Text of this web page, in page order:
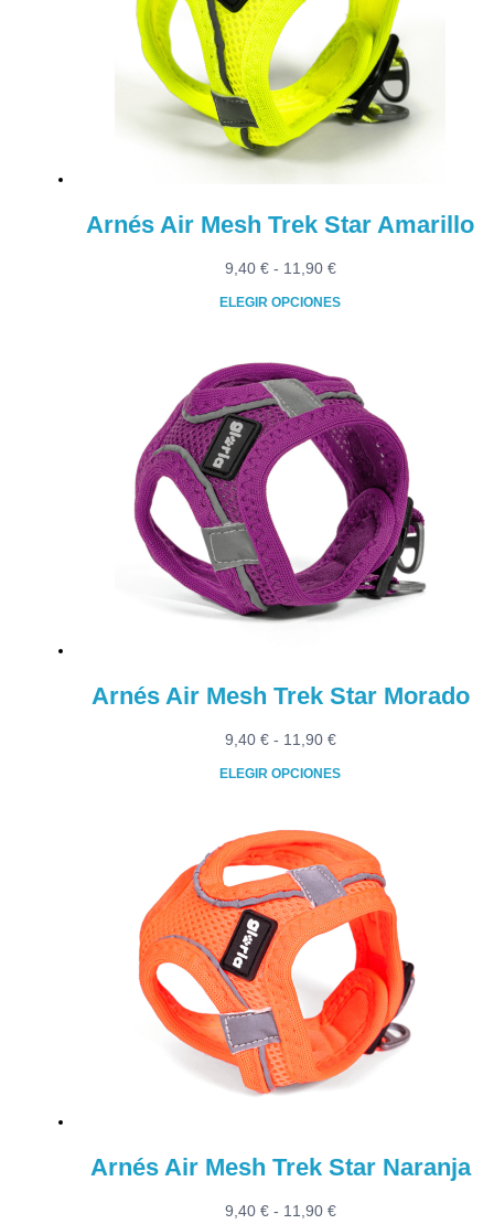
opciones
se
pueden
elegir
en
la
página
Arnés Air Mesh Trek Star Amarillo
9,40 € - 11,90 €Rango
hasta
11,90 €
ELEGIR OPCIONES
producto
tiene
múltiples
variantes.
Las
opciones
elegir
en
la
página
Arnés Air Mesh Trek Star Morado
9,40 € - 11,90 €Rango
9,40 €
hasta
11,90 €
ELEGIR OPCIONES
producto
tiene
múltiples
variantes.
Las
opciones
se
pueden
elegir
en
la
página
Arnés Air Mesh Trek Star Naranja
9,40 € - 11,90 €Rango